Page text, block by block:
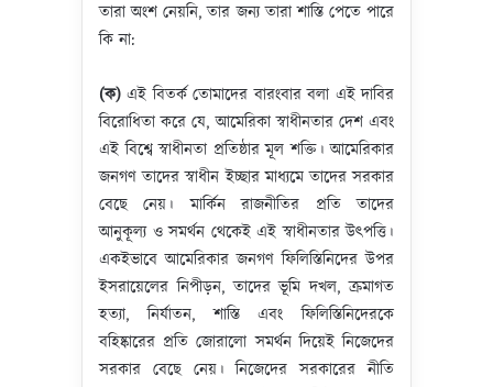
তারা অংশ নেয়নি, তার জন্য তারা শাস্তি পেতে পারে
কি না:
(ক) এই বিতর্ক তোমাদের বারংবার বলা এই দাবির
বিরোধিতা করে যে, আমেরিকা স্বাধীনতার দেশ এবং
এই বিশ্বে স্বাধীনতা প্রতিষ্ঠার মূল শক্তি। আমেরিকার
জনগণ তাদের স্বাধীন ইচ্ছার মাধ্যমে তাদের সরকার
বেছে নেয়। মার্কিন রাজনীতির প্রতি তাদের
আনুকূল্য ও সমর্থন থেকেই এই স্বাধীনতার উৎপত্তি।
একইভাবে আমেরিকার জনগণ ফিলিস্তিনিদের উপর
ইসরায়েলের নিপীড়ন, তাদের ভূমি দখল, ক্রমাগত
হত্যা, নির্যাতন, শাস্তি এবং ফিলিস্তিনিদেরকে
বহিষ্কারের প্রতি জোরালো সমর্থন দিয়েই নিজেদের
সরকার বেছে নেয়। নিজেদের সরকারের নীতি